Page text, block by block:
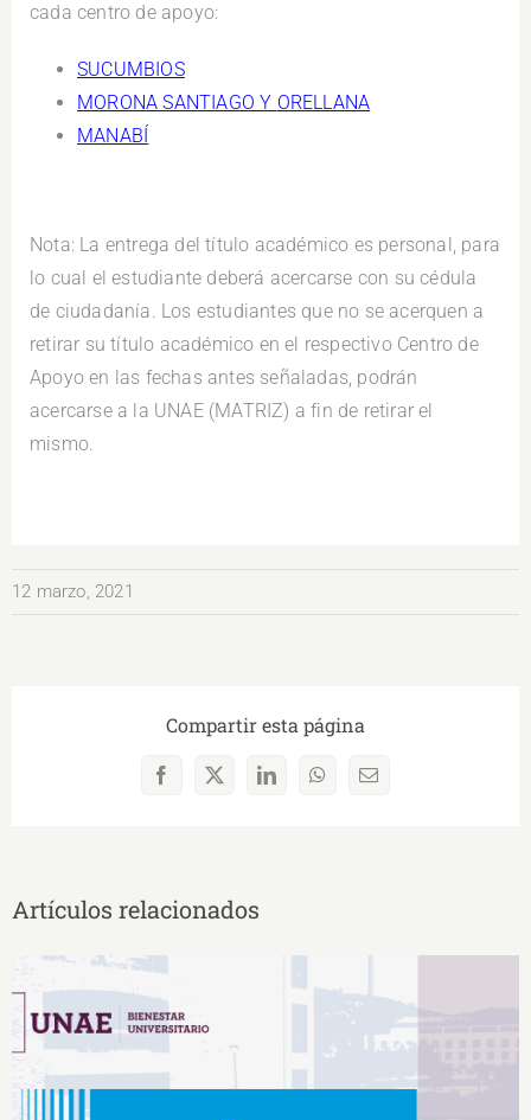
cada centro de apoyo:
SUCUMBIOS
MORONA SANTIAGO Y ORELLANA
MANABÍ
Nota: La entrega del título académico es personal, para
lo cual el estudiante deberá acercarse con su cédula
de ciudadanía. Los estudiantes que no se acerquen a
retirar su título académico en el respectivo Centro de
Apoyo en las fechas antes señaladas, podrán
acercarse a la UNAE (MATRIZ) a fin de retirar el
mismo.
12 marzo, 2021
Compartir esta página
Facebook
X LinkedInWhatsAppCorreo
Artículos relacionados